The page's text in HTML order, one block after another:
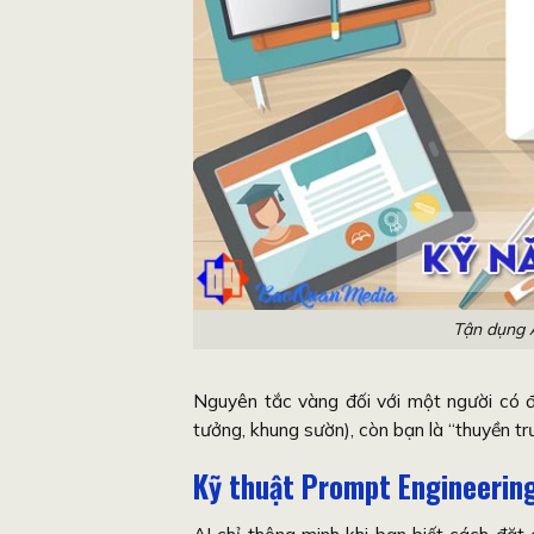
Tận dụng
Nguyên tắc vàng đối với một người có
tưởng, khung sườn), còn bạn là “thuyền
Kỹ thuật Prompt